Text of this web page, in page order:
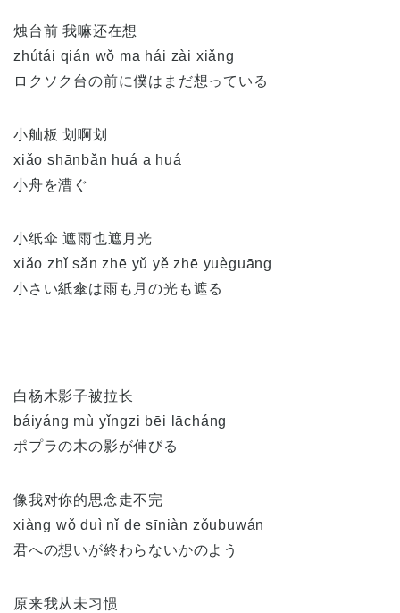
烛台前 我嘛还在想
zhútái qián wǒ ma hái zài xiǎng
ロクソク台の前に僕はまだ想っている
小舢板 划啊划
xiǎo shānbǎn huá a huá
小舟を漕ぐ
小纸伞 遮雨也遮月光
xiǎo zhǐ sǎn zhē yǔ yě zhē yuèguāng
小さい紙傘は雨も月の光も遮る
白杨木影子被拉长
báiyáng mù yǐngzi bēi lācháng
ポプラの木の影が伸びる
像我对你的思念走不完
xiàng wǒ duì nǐ de sīniàn zǒubuwán
君への想いが終わらないかのよう
原来我从未习惯